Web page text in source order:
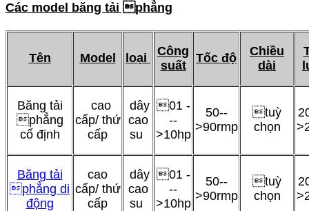
Các model băng tải phẳng
Tên Model loại
Công
suất
Tốc độ
Chiều
dài
Băng tải
phẳng
cố định
cao
cấp/ thứ
cấp
dây
cao
su
01 -
--
>10hp
50--
>90rmp
tuỳ
chọn
Băng tải
phẳng di
động
cao
cấp/ thứ
cấp
dây
cao
su
01 -
--
>10hp
50--
>90rmp
tuỳ
chọn